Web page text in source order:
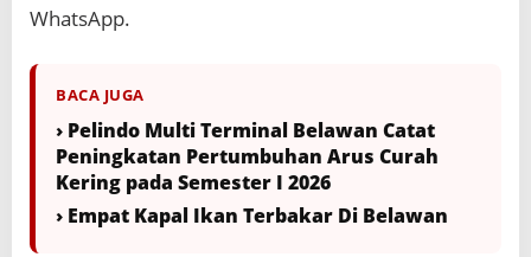
WhatsApp.
BACA JUGA
› Pelindo Multi Terminal Belawan Catat
Peningkatan Pertumbuhan Arus Curah
Kering pada Semester I 2026
› Empat Kapal Ikan Terbakar Di Belawan